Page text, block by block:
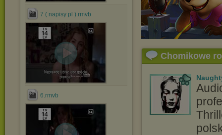
7 ( napisy pl ).rmvb
6.rmvb
Chomikowe